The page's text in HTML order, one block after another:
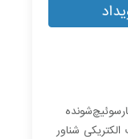
شناور